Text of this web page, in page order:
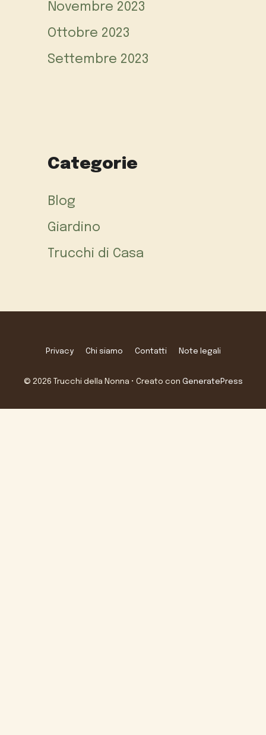
Novembre 2023
Ottobre 2023
Settembre 2023
Categorie
Blog
Giardino
Trucchi di Casa
Privacy Chi siamo Contatti Note legali
© 2026 Trucchi della Nonna • Creato con GeneratePress